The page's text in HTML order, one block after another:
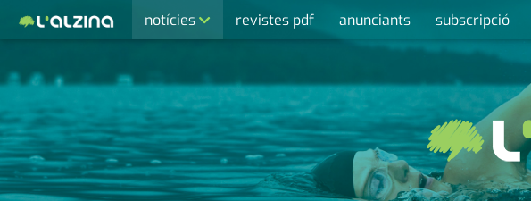
notícies
activitats
agenda
cultura
revistes pdf anunciants subscripció